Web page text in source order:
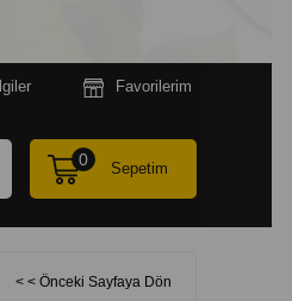
Favorilerim
Sepetim
0
< < Önceki Sayfaya Dön